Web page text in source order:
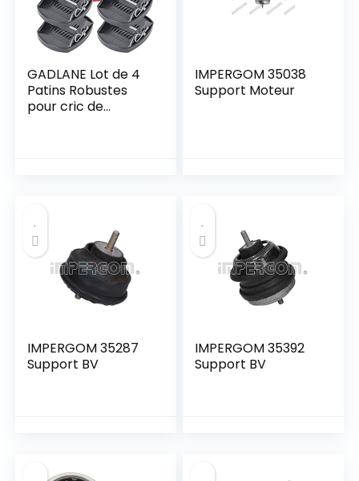
GADLANE Lot de 4
Patins Robustes
pour cric de
d’outils
nécessaires) – Lot
de 4
IMPERGOM 35038
Support Moteur
IMPERGOM 35287
Support BV
IMPERGOM 35392
Support BV